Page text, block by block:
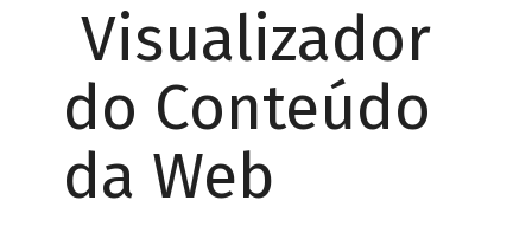
Visualizador
do Conteúdo
da Web